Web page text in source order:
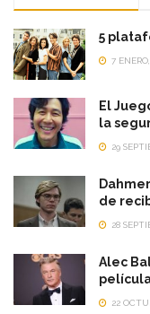
5
7
El
la
29
de
28
Alec
22